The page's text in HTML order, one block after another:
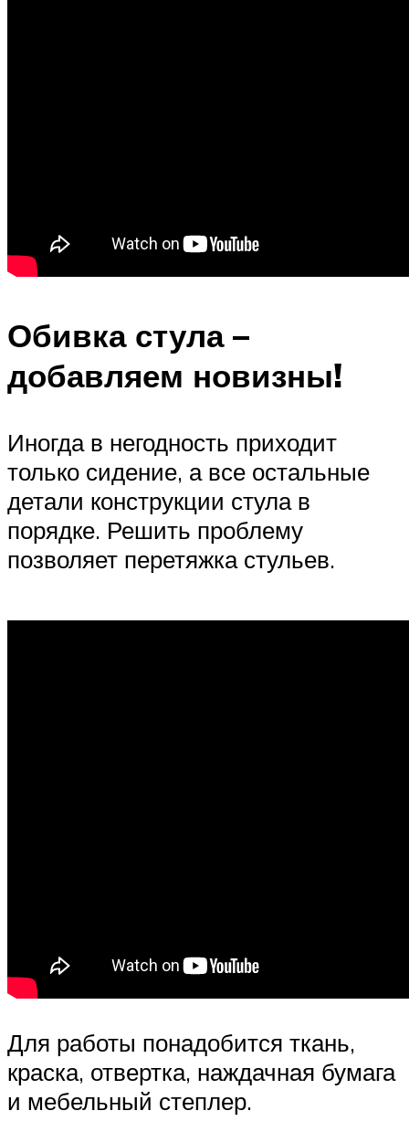
Обивка стула –
добавляем новизны!
Иногда в негодность приходит
только сидение, а все остальные
детали конструкции стула в
порядке. Решить проблему
позволяет перетяжка стульев.
Для работы понадобится ткань,
краска, отвертка, наждачная бумага
и мебельный степлер.